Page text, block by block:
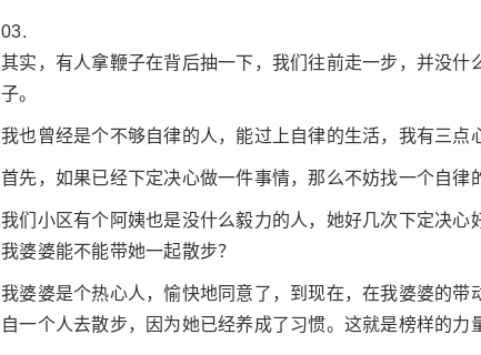
03.
其实，有人拿鞭子在背后抽一下，我们往前走一步，并没
子。
我也曾经是个不够自律的人，能过上自律的生活，我有三点
首先，如果已经下定决心做一件事情，那么不妨找一个自律
我们小区有个阿姨也是没什么毅力的人，她好几次下定决
我婆婆能不能带她一起散步？
我婆婆是个热心人，愉快地同意了，到现在，在我婆婆的
自一个人去散步，因为她已经养成了习惯。这就是榜样的力